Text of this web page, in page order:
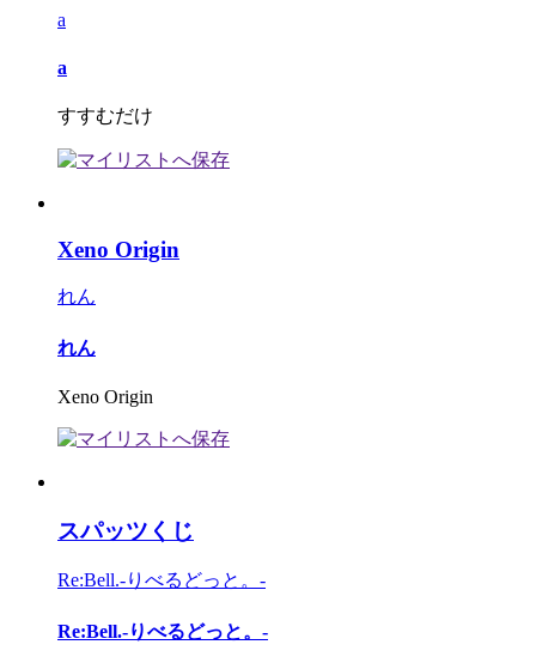
a
a
すすむだけ
Xeno Origin
れん
れん
Xeno Origin
スパッツくじ
Re:Bell.-りべるどっと。-
Re:Bell.-りべるどっと。-